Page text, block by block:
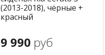
(2013-2018), чёрные +
красный
9 990 руб